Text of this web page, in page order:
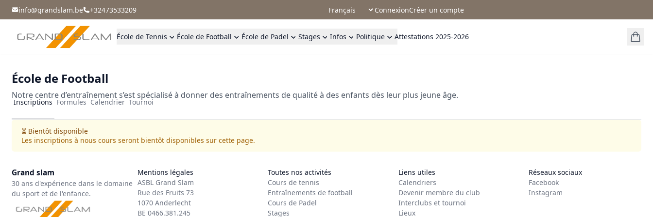
info@grandslam.be +32473533209 ConnexionCréer un compte
École de Tennis École de Football École de Padel Stages Infos Politique Attestations 2025-2026
École de Football
Notre centre d’entraînement s’est spécialisé à donner des entraînements de qualité à des enfants dès leur plus jeune âge.
Inscriptions Formules Calendrier Tournoi
⏳ Bientôt disponible
Les inscriptions à nous cours seront bientôt disponibles sur cette page.
Grand slam
30 ans d'expérience dans le domaine
du sport et de l'enfance.
Mentions légales
ASBL Grand Slam
Rue des Fruits 73
1070 Anderlecht
BE 0466.381.245
Toutes nos activités
Cours de tennis
Entraînements de football
Cours de Padel
Stages
Liens utiles
Calendriers
Devenir membre du club
Interclubs et tournoi
Lieux
Réseaux sociaux
Facebook
Instagram